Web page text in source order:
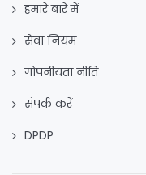
हमारे बारे में
सेवा नियम
गोपनीयता नीति
संपर्क करें
DPDP